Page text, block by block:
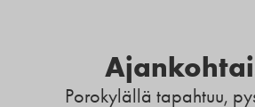
Porokylällä tapahtuu,